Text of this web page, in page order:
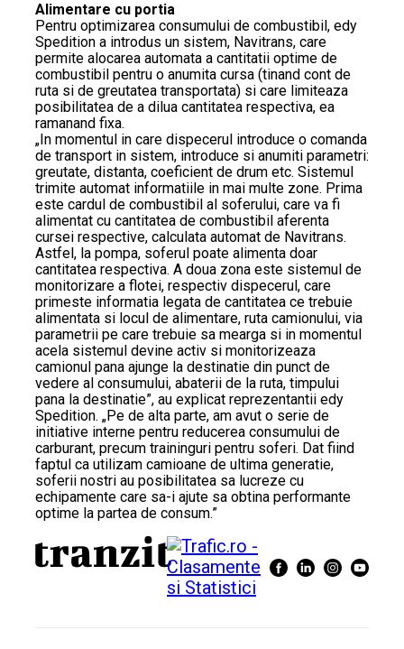
Alimentare cu portia
Pentru optimizarea consumului de combustibil, edy
Spedition a introdus un sistem, Navitrans, care
permite alocarea automata a cantitatii optime de
combustibil pentru o anumita cursa (tinand cont de
ruta si de greutatea transportata) si care limiteaza
posibilitatea de a dilua cantitatea respectiva, ea
ramanand fixa.
„In momentul in care dispecerul introduce o comanda
de transport in sistem, introduce si anumiti parametri:
greutate, distanta, coeficient de drum etc. Sistemul
trimite automat informatiile in mai multe zone. Prima
este cardul de combustibil al soferului, care va fi
alimentat cu cantitatea de combustibil aferenta
cursei respective, calculata automat de Navitrans.
Astfel, la pompa, soferul poate alimenta doar
cantitatea respectiva. A doua zona este sistemul de
monitorizare a flotei, respectiv dispecerul, care
primeste informatia legata de cantitatea ce trebuie
alimentata si locul de alimentare, ruta camionului, via
parametrii pe care trebuie sa mearga si in momentul
acela sistemul devine activ si monitorizeaza
camionul pana ajunge la destinatie din punct de
vedere al consumului, abaterii de la ruta, timpului
pana la destinatie”, au explicat reprezentantii edy
Spedition. „Pe de alta parte, am avut o serie de
initiative interne pentru reducerea consumului de
carburant, precum traininguri pentru soferi. Dat fiind
faptul ca utilizam camioane de ultima generatie,
soferii nostri au posibilitatea sa lucreze cu
echipamente care sa-i ajute sa obtina performante
optime la partea de consum.”